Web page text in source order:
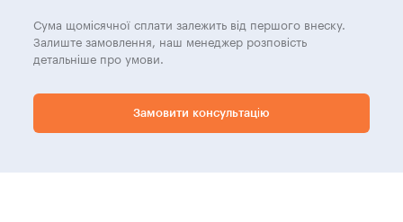
Сума щомісячної сплати залежить від першого внеску.
Залиште замовлення, наш менеджер розповість
детальніше про умови.
Замовити консультацію